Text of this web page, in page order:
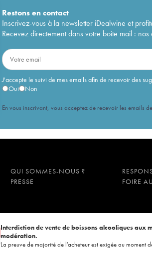
Restons encontact
Inscrivez-vous à la newsletter iDealwine et
Recevez directement dans votre boîte mail :
J'accepte le suivi de mes emails afin de recevoir des
Oui
Non
En vous inscrivant, vous acceptez de recevoir les emails
QUI SOMMES-NOUS ?
PRESSE FOIRE
Interdiction de vente de boissons alcooliques aux
modération.
La preuve de majorité de l'acheteur est exigée au moment